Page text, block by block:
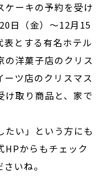
ケーキの予約を受け
日（金）～12月15
表とする有名ホテル
の洋菓子店のクリス
ーツ店のクリスマス
け取り商品と、家で
たい」という方にも
HPからもチェック
いね。